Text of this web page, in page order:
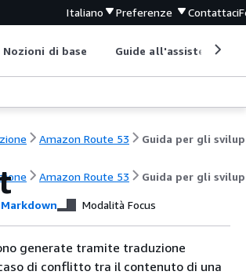
Italiano Preferenze Contattaci
Nozioni di base Guide all'assistenza
Amazon Route 53
Amazon Route 53 Guida per gli
Markdown Modalità Focus
generate tramite traduzione
di conflitto tra il contenuto di una